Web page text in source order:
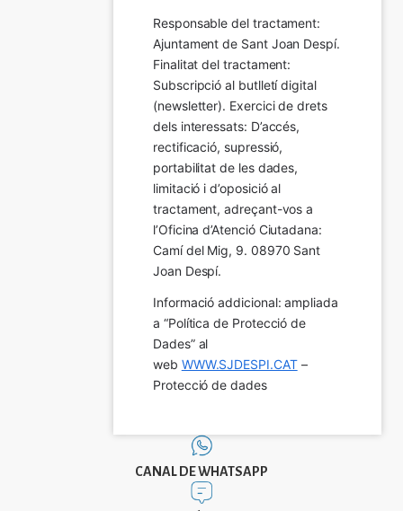
Responsable del tractament:
Ajuntament de Sant Joan Despí.
Finalitat del tractament:
Subscripció al butlletí digital
(newsletter). Exercici de drets
dels interessats: D’accés,
rectificació, supressió,
portabilitat de les dades,
limitació i d’oposició al
tractament, adreçant-vos a
l’Oficina d’Atenció Ciutadana:
Camí del Mig, 9. 08970 Sant
Joan Despí.
Informació addicional: ampliada
a “Política de Protecció de
Dades” al
web WWW.SJDESPI.CAT –
Protecció de dades
CANAL DE WHATSAPP